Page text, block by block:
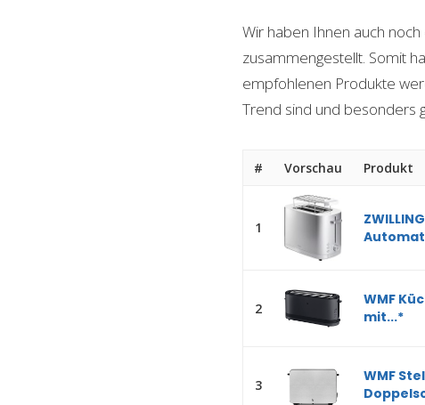
Wir haben Ihnen auch noch
zusammengestellt. Somit
empfohlenen Produkte
Trend sind und besonders
# Vorschau Produkt
1
2
WMF
mit...*
3
WMF